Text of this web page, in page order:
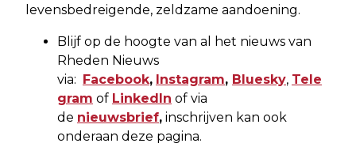
levensbedreigende, zeldzame aandoening.
Blijf op de hoogte van al het nieuws van
Rheden Nieuws
via:
Facebook, Instagram, Bluesky, Tele
gram of LinkedIn of via
de nieuwsbrief, inschrijven kan ook
onderaan deze pagina.